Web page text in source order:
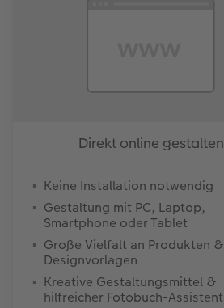
Direkt online gestalten
Keine Installation notwendig
Gestaltung mit PC, Laptop,
Smartphone oder Tablet
Große Vielfalt an Produkten &
Designvorlagen
Kreative Gestaltungsmittel &
hilfreicher Fotobuch-Assistent